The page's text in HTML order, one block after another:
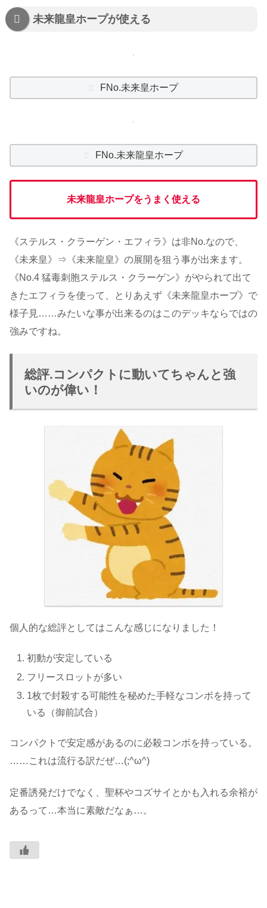
未来龍皇ホープが使える
FNo.未来皇ホープ
FNo.未来龍皇ホープ
未来龍皇ホープをうまく使える
《ステルス・クラーゲン・エフィラ》は非No.なので、
《未来皇》⇒《未来龍皇》の展開を狙う事が出来ます。
《No.4 猛毒刺胞ステルス・クラーゲン》がやられて出て
きたエフィラを使って、とりあえず《未来龍皇ホープ》で
様子見……みたいな事が出来るのはこのデッキならではの
強みですね。
総評.コンパクトに動いてちゃんと強
いのが偉い！
個人的な総評としてはこんな感じになりました！
初動が安定している
フリースロットが多い
1枚で封殺する可能性を秘めた手軽なコンボを持って
いる（御前試合）
コンパクトで安定感があるのに必殺コンボを持っている。
……これは流行る訳だぜ…(;^ω^)
定番誘発だけでなく、聖杯やコズサイとかも入れる余裕が
あるって…本当に素敵だなぁ…。